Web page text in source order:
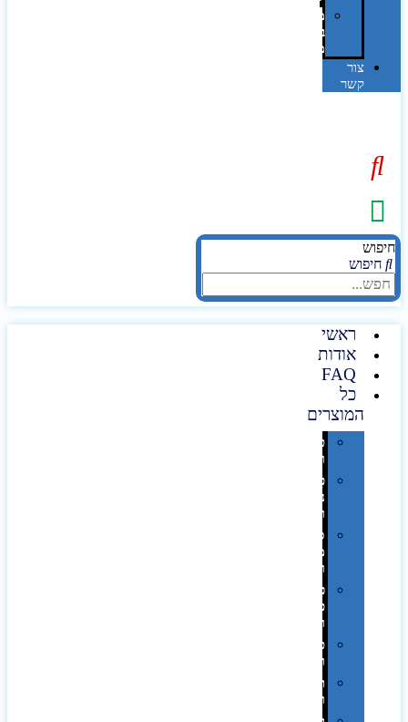
מיתוג
באמצעות
מדבקות
צור
קשר
חיפוש
ראשי
אודות
FAQ
כל
המוצרים
טכנולוגיה
וגאדג'טים
פנאי,
נופש
ונסיעות
סביבת
משרד
ופרימיום
כלים,
פנסים
ורכב
טקסטיל
וחורף
תיקים
ומזוודות